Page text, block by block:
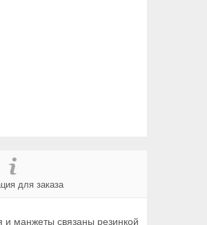
для заказа
и манжеты связаны резинкой